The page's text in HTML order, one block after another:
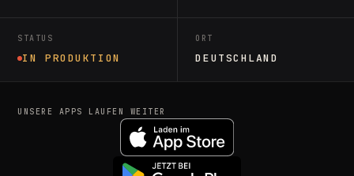
STATUS
IN PRODUKTION
ORT
DEUTSCHLAND
UNSERE APPS LAUFEN WEITER